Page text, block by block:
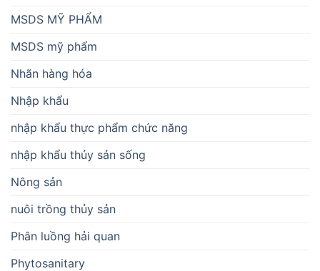
MSDS MỸ PHẨM
MSDS mỹ phẩm
Nhãn hàng hóa
Nhập khẩu
nhập khẩu thực phẩm chức năng
nhập khẩu thủy sản sống
Nông sản
nuôi trồng thủy sản
Phân luồng hải quan
Phytosanitary